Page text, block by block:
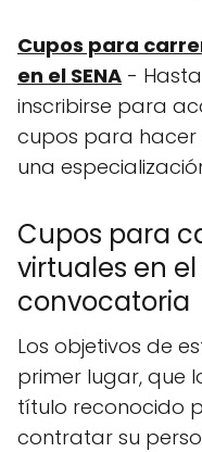
Cupos para
en el SENA -
inscribirse para
cupos para
una
Cupos para
virtuales en el
convocatoria
Los objetivos de
primer lugar, que
título reconocido
contratar su